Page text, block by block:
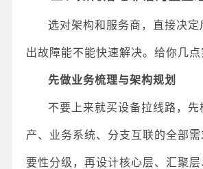
选对架构和服务商，直接决定
出故障能不能快速解决。给你几点
先做业务梳理与架构规划
不要上来就买设备拉线路，先
产、业务系统、分支互联的全部
要性分级，再设计核心层、汇聚